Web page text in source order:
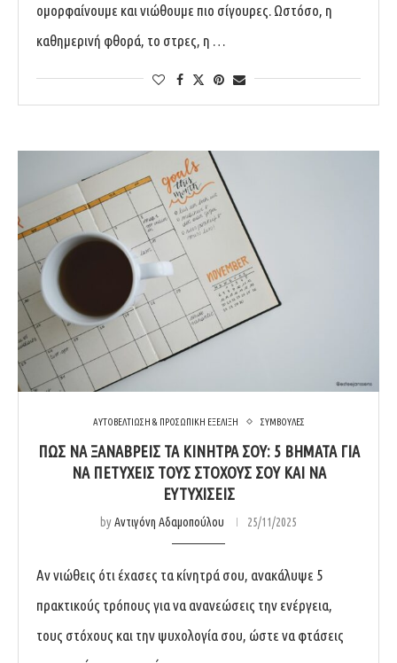
ομορφαίνουμε και νιώθουμε πιο σίγουρες. Ωστόσο, η
καθημερινή φθορά, το στρες, η …
ΑΥΤΟΒΕΛΤΙΩΣΗ & ΠΡΟΣΩΠΙΚΗ ΕΞΕΛΙΞΗ ΣΥΜΒΟΥΛΕΣ
ΠΏΣ ΝΑ ΞΑΝΑΒΡΕΊΣ ΤΑ ΚΊΝΗΤΡΆ ΣΟΥ: 5 ΒΉΜΑΤΑ ΓΙΑ
ΝΑ ΠΕΤΎΧΕΙΣ ΤΟΥΣ ΣΤΌΧΟΥΣ ΣΟΥ ΚΑΙ ΝΑ
ΕΥΤΥΧΊΣΕΙΣ
byΑντιγόνη Αδαμοπούλου 25/11/2025
Αν νιώθεις ότι έχασες τα κίνητρά σου, ανακάλυψε 5
πρακτικούς τρόπους για να ανανεώσεις την ενέργεια,
τους στόχους και την ψυχολογία σου, ώστε να φτάσεις